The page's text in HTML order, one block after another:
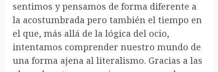
sentimos y pensamos de forma diferente a
la acostumbrada pero también el tiempo en
el que, más allá de la lógica del ocio,
intentamos comprender nuestro mundo de
una forma ajena al literalismo. Gracias a las